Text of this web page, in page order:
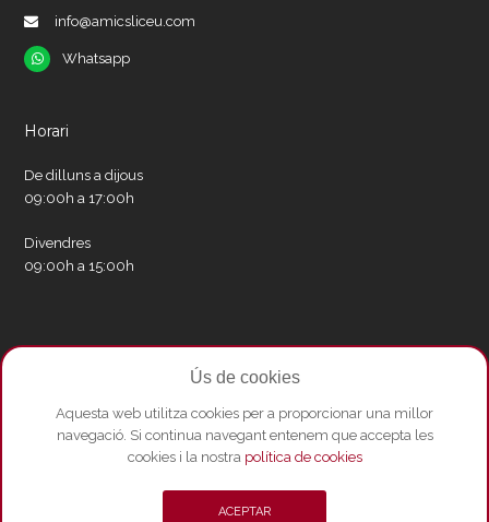
info@amicsliceu.com
Whatsapp
Whatsapp
Horari
De dilluns a dijous
09:00h a 17:00h
Divendres
09:00h a 15:00h
Xarxes socials
FacebookInstagram
Whatsapp
Youtube
Ús de cookies
Aquesta web utilitza cookies per a proporcionar una millor
navegació. Si continua navegant entenem que accepta les
cookies i la nostra política de cookies
ACEPTAR